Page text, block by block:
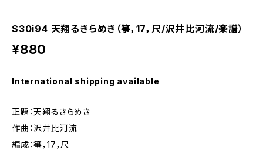
S30i94 天翔るきらめき（箏，17，尺/沢井比河流/楽譜）
¥880
International shipping available
正題：天翔るきらめき
作曲：沢井比河流
編成：箏，17，尺